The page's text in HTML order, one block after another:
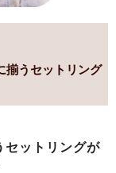
揃うセットリング
セットリングが